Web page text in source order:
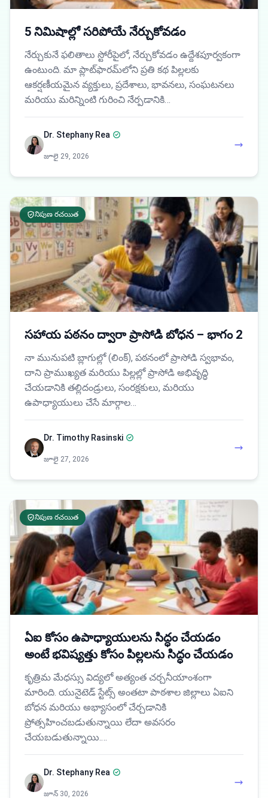
5 నిమిషాల్లో సరిపోయే నేర్చుకోవడం
నేర్చుకునే ఫలితాలు స్టోరీపైలో, నేర్చుకోవడం ఉద్దేశపూర్వకంగా
ఉంటుంది. మా ప్లాట్‌ఫారమ్‌లోని ప్రతి కథ పిల్లలకు
ఆకర్షణీయమైన వ్యక్తులు, ప్రదేశాలు, భావనలు, సంఘటనలు
మరియు మరిన్నింటి గురించి నేర్పడానికి…
Dr. Stephany Rea
జూలై 29, 2026
నిపుణ రచయిత
సహాయ పఠనం ద్వారా ప్రాసోడి బోధన – భాగం 2
నా మునుపటి బ్లాగుల్లో (లింక్), పఠనంలో ప్రాసోడి స్వభావం,
దాని ప్రాముఖ్యత మరియు పిల్లల్లో ప్రాసోడి అభివృద్ధి
చేయడానికి తల్లిదండ్రులు, సంరక్షకులు, మరియు
ఉపాధ్యాయులు చేసే మార్గాల…
Dr. Timothy Rasinski
జూలై 27, 2026
నిపుణ రచయిత
ఏఐ కోసం ఉపాధ్యాయులను సిద్ధం చేయడం
అంటే భవిష్యత్తు కోసం పిల్లలను సిద్ధం చేయడం
కృత్రిమ మేధస్సు విద్యలో అత్యంత చర్చనీయాంశంగా
మారింది. యునైటెడ్ స్టేట్స్ అంతటా పాఠశాల జిల్లాలు ఏఐని
బోధన మరియు అభ్యాసంలో చేర్చడానికి
ప్రోత్సహించబడుతున్నాయి లేదా అవసరం
చేయబడుతున్నాయి.…
Dr. Stephany Rea
జూన్ 30, 2026